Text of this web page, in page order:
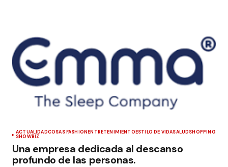
ACTUALIDADCOSAS FASHIONENTRETENIMIENTOESTILO DE VIDASALUDSHOPPING
SHOWBIZ
Una empresa dedicada al descanso
profundo de las personas.